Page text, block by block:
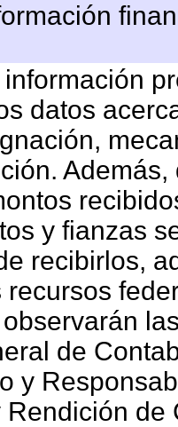
datos
y fianzas
recibirlos,
recursos
de
y
Rendición